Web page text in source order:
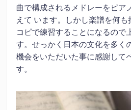
曲で構成されるメドレーをピア
えて います。しかし楽譜を何
コピで練習することになるので
す。せっかく日本の文化を多く
機会をいただいた事に感謝して
す。